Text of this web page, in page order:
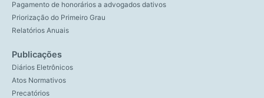
Pagamento de honorários a advogados dativos
Priorização do Primeiro Grau
Relatórios Anuais
Publicações
Diários Eletrônicos
Atos Normativos
Precatórios